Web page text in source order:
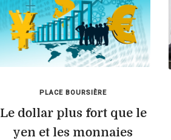
PLACE BOURSIÈRE
Le dollar plus fort que le
yen et les monnaies